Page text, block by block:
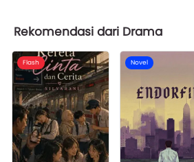
Rekomendasi dari Drama
Flash Novel